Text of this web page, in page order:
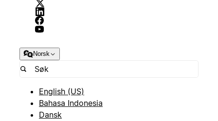
Norsk
English (US)
Bahasa Indonesia
Dansk